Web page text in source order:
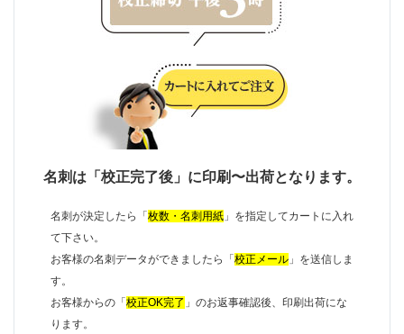
名刺は「校正完了後」に印刷〜出荷となります。
名刺が決定したら「枚数・名刺用紙 」を指定してカートに入れ
て下さい。
お客様の名刺データができましたら「校正メール 」を送信しま
す。
お客様からの「校正OK完了 」のお返事確認後、印刷出荷にな
ります。